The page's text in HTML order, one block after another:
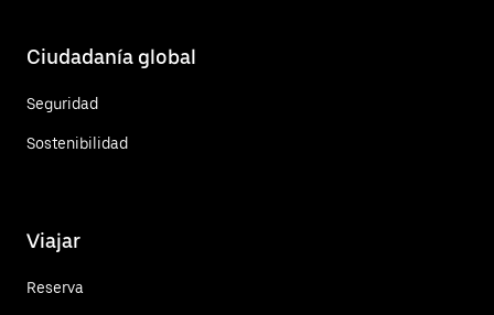
Ciudadanía global
Seguridad
Sostenibilidad
Viajar
Reserva